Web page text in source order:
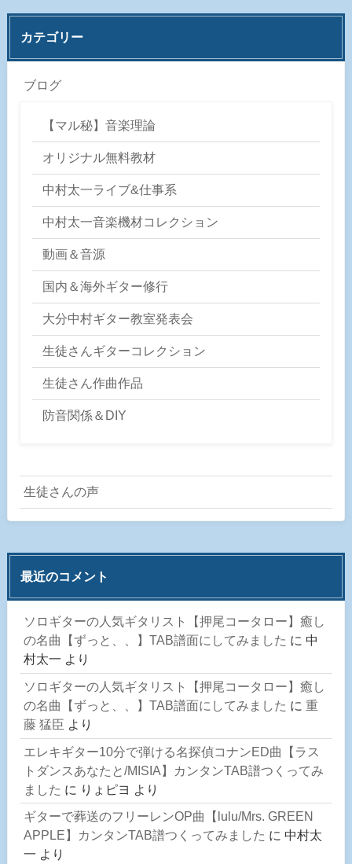
カテゴリー
ブログ
【マル秘】音楽理論
オリジナル無料教材
中村太一ライブ&仕事系
中村太一音楽機材コレクション
動画＆音源
国内＆海外ギター修行
大分中村ギター教室発表会
生徒さんギターコレクション
生徒さん作曲作品
防音関係＆DIY
生徒さんの声
最近のコメント
ソロギターの人気ギタリスト【押尾コータロー】癒し
の名曲【ずっと、、】TAB譜面にしてみました に 中
村太一 より
ソロギターの人気ギタリスト【押尾コータロー】癒し
の名曲【ずっと、、】TAB譜面にしてみました に 重
藤 猛臣 より
エレキギター10分で弾ける名探偵コナンED曲【ラス
トダンスあなたと/MISIA】カンタンTAB譜つくってみ
ました に りょピヨ より
ギターで葬送のフリーレンOP曲【lulu/Mrs. GREEN
APPLE】カンタンTAB譜つくってみました に 中村太
一 より